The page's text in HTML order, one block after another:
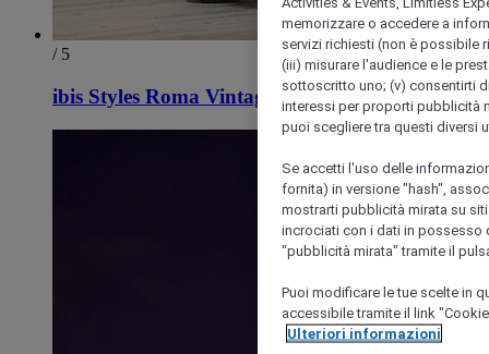
/ 5
ibis Styles Roma Vintage
memorizzare o accedere a
servizi richiesti (non è possibile
(iii) misurare l'audience e le
sottoscritto uno; (v) consentirti
interessi per proporti pubblicità
puoi scegliere tra questi diversi
Se accetti l'uso delle
fornita) in versione "hash",
mostrarti pubblicità mirata su
incrociati con i dati in possesso
"pubblicità mirata" tramite il
Puoi modificare le tue scelte in
accessibile tramite il link
Ulteriori informazioni